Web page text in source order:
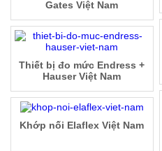
Gates Việt Nam
Thiết bị đo mức Endress +
Hauser Việt Nam
Khớp nối Elaflex Việt Nam